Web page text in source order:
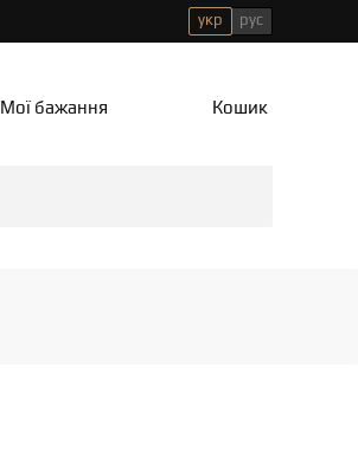
укр рус
Мої бажання Кошик